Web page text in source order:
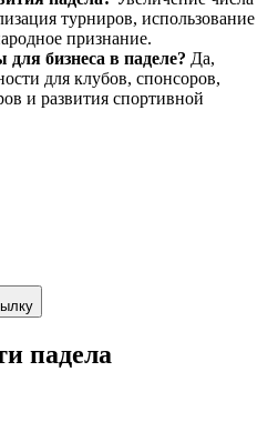
турниров, использование
признание.
бизнеса в паделе? Да,
для клубов, спонсоров,
и развития спортивной
падела